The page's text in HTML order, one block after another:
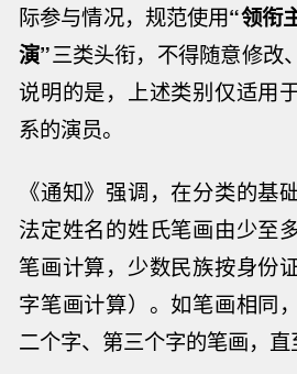
际参与情况，规范使用“领衔
演”三类头衔，不得随意修改
说明的是，上述类别仅适用
系的演员。
《通知》强调，在分类的基
法定姓名的姓氏笔画由少至
笔画计算，少数民族按身份
字笔画计算）。如笔画相同
二个字、第三个字的笔画，直